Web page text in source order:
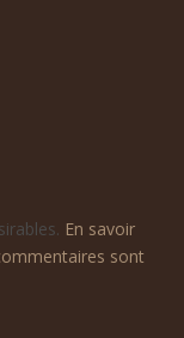
En savoir
sont